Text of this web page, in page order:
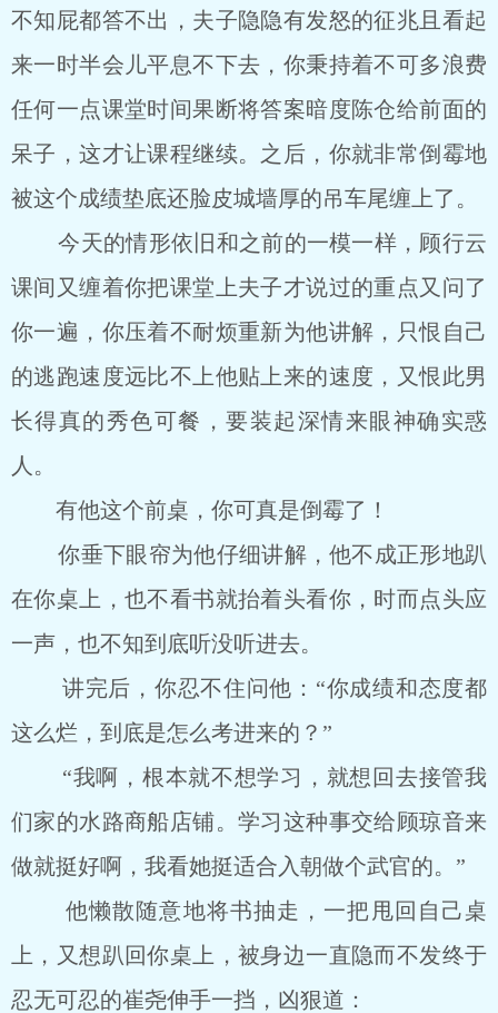
不知屁都答不出，夫子隐隐有发怒的征兆且看起
来一时半会儿平息不下去，你秉持着不可多浪费
任何一点课堂时间果断将答案暗度陈仓给前面的
呆子，这才让课程继续。之后，你就非常倒霉地
被这个成绩垫底还脸皮城墙厚的吊车尾缠上了。
今天的情形依旧和之前的一模一样，顾行云
课间又缠着你把课堂上夫子才说过的重点又问了
你一遍，你压着不耐烦重新为他讲解，只恨自己
的逃跑速度远比不上他贴上来的速度，又恨此男
长得真的秀色可餐，要装起深情来眼神确实惑
人。
有他这个前桌，你可真是倒霉了！
你垂下眼帘为他仔细讲解，他不成正形地趴
在你桌上，也不看书就抬着头看你，时而点头应
一声，也不知到底听没听进去。
讲完后，你忍不住问他：“你成绩和态度都
这么烂，到底是怎么考进来的？”
“我啊，根本就不想学习，就想回去接管我
们家的水路商船店铺。学习这种事交给顾琼音来
做就挺好啊，我看她挺适合入朝做个武官的。”
他懒散随意地将书抽走，一把甩回自己桌
上，又想趴回你桌上，被身边一直隐而不发终于
忍无可忍的崔尧伸手一挡，凶狠道：